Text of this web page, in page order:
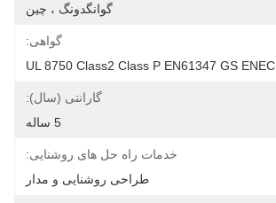
گوانگدونگ ، چین
گواهی:
UL 8750 Class2 Class P EN61347 GS ENEC
گارانتی (سال):
5 ساله
خدمات راه حل های روشنایی:
طراحی روشنایی و مدار